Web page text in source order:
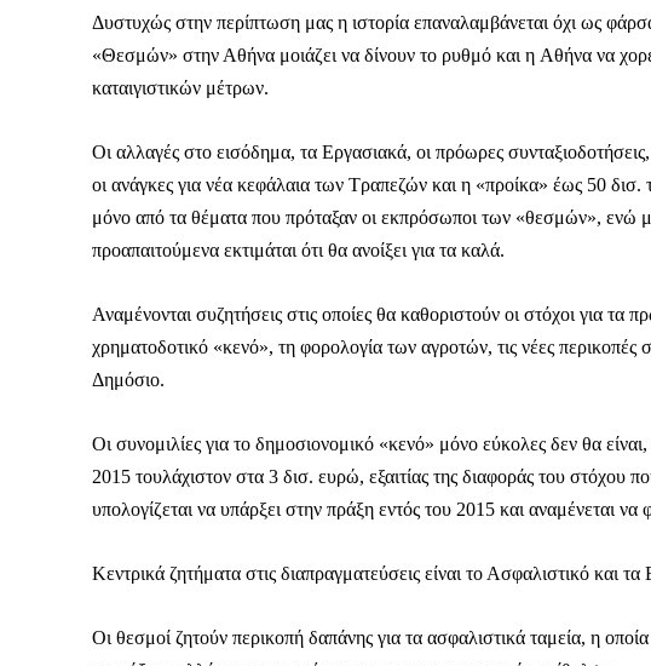
Καθημερινή
Δυστυχώς στην περίπτωση μας η ιστορία επαναλαμβάνεται όχι ως
«Θεσμών» στην Αθήνα μοιάζει να δίνουν το ρυθμό και η Αθήνα να
καταιγιστικών μέτρων.
Οι αλλαγές στο εισόδημα, τα Εργασιακά, οι πρόωρες
οι ανάγκες για νέα κεφάλαια των Τραπεζών και η «προίκα» έως 50
μόνο από τα θέματα που πρόταξαν οι εκπρόσωποι των «θεσμών», ενώ
προαπαιτούμενα εκτιμάται ότι θα ανοίξει για τα καλά.
Αναμένονται συζητήσεις στις οποίες θα καθοριστούν οι στόχοι για
χρηματοδοτικό «κενό», τη φορολογία των αγροτών, τις νέες περικοπές
Δημόσιο.
Οι συνομιλίες για το δημοσιονομικό «κενό» μόνο εύκολες δεν θα
2015 τουλάχιστον στα 3 δισ. ευρώ, εξαιτίας της διαφοράς του στόχου
υπολογίζεται να υπάρξει στην πράξη εντός του 2015 και αναμένεται
Κεντρικά ζητήματα στις διαπραγματεύσεις είναι το Ασφαλιστικό και τα
Οι θεσμοί ζητούν περικοπή δαπάνης για τα ασφαλιστικά ταμεία, η οποία